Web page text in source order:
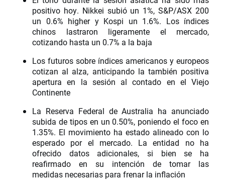
positivo hoy. Nikkei subió un 1%, S&P/ASX 200
un 0.6% higher y Kospi un 1.6%. Los índices
chinos lastraron ligeramente el mercado,
cotizando hasta un 0.7% a la baja
Los futuros sobre índices americanos y europeos
cotizan al alza, anticipando la también positiva
apertura en la sesión al contado en el Viejo
Continente
La Reserva Federal de Australia ha anunciado
subida de tipos en un 0.50%, poniendo el foco en
1.35%. El movimiento ha estado alineado con lo
esperado por el mercado. La entidad no ha
ofrecido datos adicionales, si bien se ha
reafirmado en su intención de tomar las
medidas necesarias para frenar la inflación